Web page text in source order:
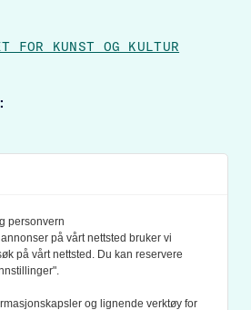
FOR KUNST OG KULTUR
POLICY
personvern
på vårt nettsted bruker vi
på vårt nettsted. Du kan reservere
og lignende verktøy for